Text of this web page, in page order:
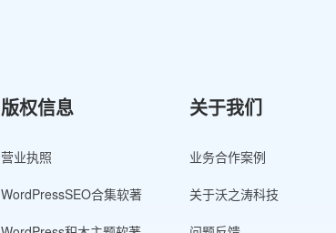
版权信息
营业执照
WordPressSEO合集软著
关于我们
业务合作案例
关于沃之涛科技